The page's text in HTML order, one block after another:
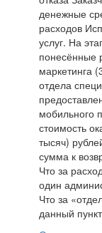
денежные
расходов
услуг. На
понесённые
маркетинга
отдела
мобильного
стоимость
тысяч)
сумма к
Что за
один
Что за
данный